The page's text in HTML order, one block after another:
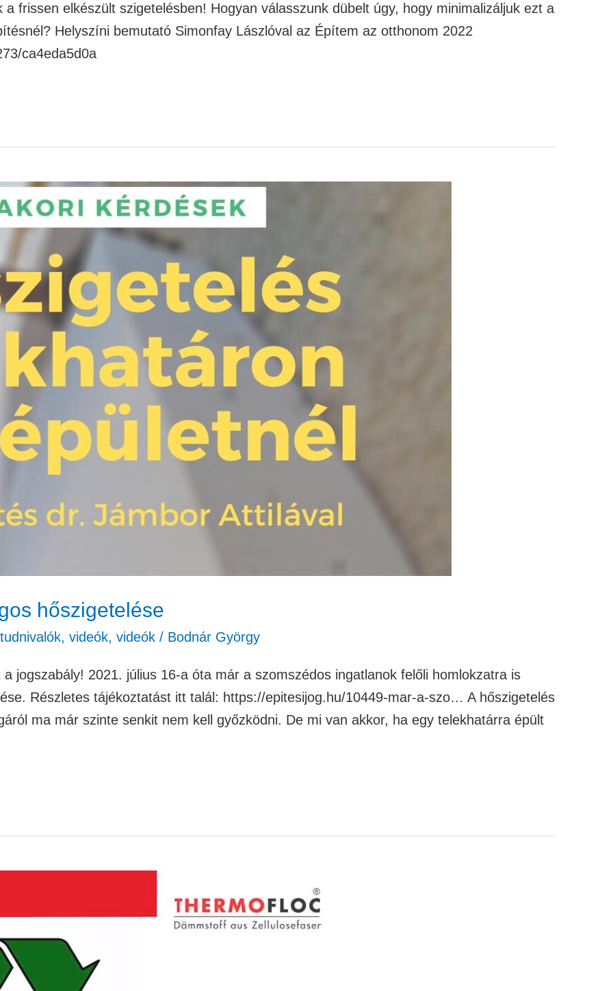
frissen elkészült szigetelésben! Hogyan válasszunk dübelt úgy, hogy minimalizáljuk ezt a
Helyszíni bemutató Simonfay Lászlóval az Építem az otthonom 2022
ca4eda5d0a
hőszigetelése
, videók, videók / Bodnár György
jogszabály! 2021. július 16-a óta már a szomszédos ingatlanok felőli homlokzatra is
Részletes tájékoztatást itt talál: https://epitesijog.hu/10449-mar-a-szo… A hőszigetelés
ma már szinte senkit nem kell győzködni. De mi van akkor, ha egy telekhatárra épült